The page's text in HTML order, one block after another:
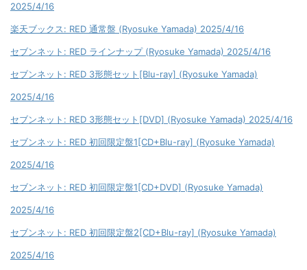
2025/4/16
楽天ブックス: RED 通常盤 (Ryosuke Yamada) 2025/4/16
セブンネット: RED ラインナップ (Ryosuke Yamada) 2025/4/16
セブンネット: RED 3形態セット[Blu-ray] (Ryosuke Yamada)
2025/4/16
セブンネット: RED 3形態セット[DVD] (Ryosuke Yamada) 2025/4/16
セブンネット: RED 初回限定盤1[CD+Blu-ray] (Ryosuke Yamada)
2025/4/16
セブンネット: RED 初回限定盤1[CD+DVD] (Ryosuke Yamada)
2025/4/16
セブンネット: RED 初回限定盤2[CD+Blu-ray] (Ryosuke Yamada)
2025/4/16